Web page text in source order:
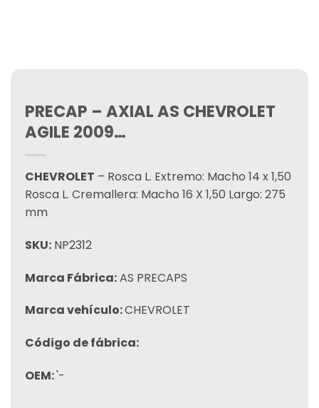
PRECAP – AXIAL AS CHEVROLET
AGILE 2009…
CHEVROLET – Rosca L. Extremo: Macho 14 x 1,50
Rosca L. Cremallera: Macho 16 X 1,50 Largo: 275
mm
SKU: NP2312
Marca Fábrica:AS PRECAPS
Marca vehículo:CHEVROLET
Código de fábrica:
OEM:'-